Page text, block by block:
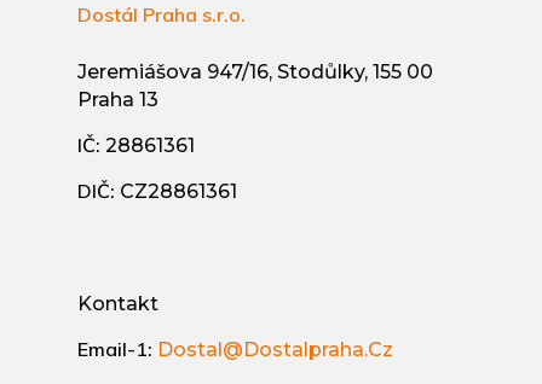
Dostál Praha s.r.o.
Jeremiášova 947/16, Stodůlky, 155 00
Praha 13
IČ: 28861361
DIČ: CZ28861361
Kontakt
Email-1: Dostal@dostalpraha.cz